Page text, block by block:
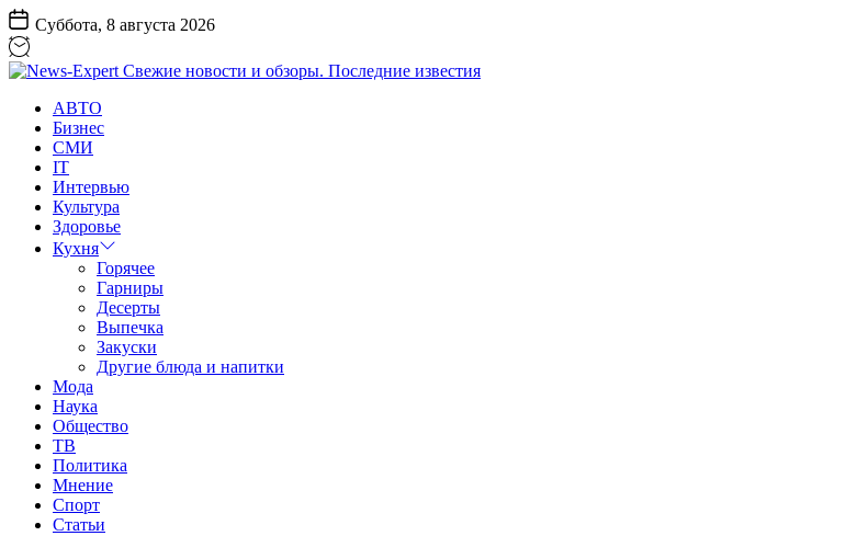
Перейти
к
содержанию
Суббота, 8 августа 2026
Expert
Свежие
новости
обзоры.
Последние
известия
АВТО
Бизнес
СМИ
IT
Интервью
Культура
Здоровье
Кухня
Горячее
Гарниры
Десерты
Выпечка
Закуски
Другие блюда и напитки
Мода
Наука
Общество
ТВ
Политика
Мнение
Спорт
Статьи